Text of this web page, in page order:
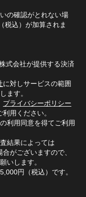
の確認がとれない場
税込）が加算されま
式会社が提供する決済
に対しサービスの範囲
ます。
プライバシーポリシー
用ください。
利用同意を得てご利用
結果によっては
がございますので、
いします。
円（税込）です。